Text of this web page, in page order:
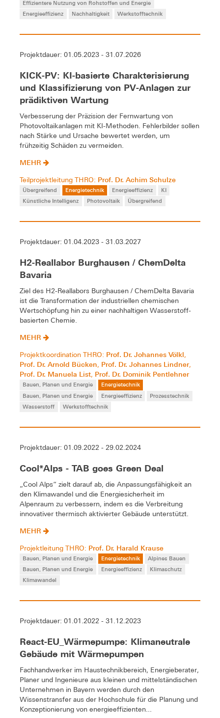
Effizientere Nutzung von Rohstoffen und Energie
Energieeffizienz
Nachhaltigkeit Werkstofftechnik
Projektdauer: 01.05.2023 - 31.07.2026
KICK-PV: KI-basierte Charakterisierung
und Klassifizierung von PV-Anlagen zur
prädiktiven Wartung
Verbesserung der Präzision der Fernwartung von
Photovoltaikanlagen mit KI-Methoden. Fehlerbilder sollen
nach Stärke und Ursache bewertet werden, um
frühzeitig Schäden zu vermeiden.
MEHR
Teilprojektleitung THRO: Prof. Dr. Achim Schulze
Übergreifend Energietechnik Energieeffizienz
KI
Künstliche Intelligenz
Photovoltaik Übergreifend
Projektdauer: 01.04.2023 - 31.03.2027
H2-Reallabor Burghausen / ChemDelta
Bavaria
Ziel des H2-Reallabors Burghausen / ChemDelta Bavaria
ist die Transformation der industriellen chemischen
Wertschöpfung hin zu einer nachhaltigen Wasserstoff-
basierten Chemie.
MEHR
Projektkoordination THRO: Prof. Dr. Johannes Völkl,
Prof. Dr. Arnold Bücken, Prof. Dr. Johannes Lindner,
Prof. Dr. Manuela List, Prof. Dr. Dominik Pentlehner
Bauen, Planen und Energie
Energietechnik
Bauen, Planen und Energie
Energieeffizienz
Prozesstechnik
Wasserstoff
Werkstofftechnik
Projektdauer: 01.09.2022 - 29.02.2024
Cool*Alps - TAB goes Green Deal
„Cool Alps“ zielt darauf ab, die Anpassungsfähigkeit an
den Klimawandel und die Energiesicherheit im
Alpenraum zu verbessern, indem es die Verbreitung
innovativer thermisch aktivierter Gebäude unterstützt.
MEHR
Projektleitung THRO: Prof. Dr. Harald Krause
Bauen, Planen und Energie Energietechnik
Alpines Bauen
Bauen, Planen und Energie
Energieeffizienz
Klimaschutz
Klimawandel
Projektdauer: 01.01.2022 - 31.12.2023
React-EU_Wärmepumpe: Klimaneutrale
Gebäude mit Wärmepumpen
Fachhandwerker im Haustechnikbereich, Energieberater,
Planer und Ingenieure aus kleinen und mittelständischen
Unternehmen in Bayern werden durch den
Wissenstransfer aus der Hochschule für die Planung und
Konzeptionierung von energieeffizienten...